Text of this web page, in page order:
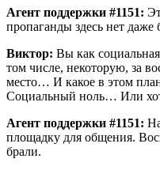
Агент поддержки #1151:
пропаганды здесь нет даже
Виктор: Вы как социальная
том числе, некоторую, за
место… И какое в этом
Социальный ноль… Или
Агент поддержки #1151:
площадку для общения.
брали.